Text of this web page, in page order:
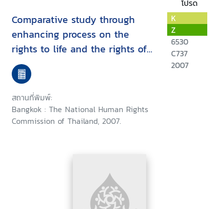
โปรด
Comparative study through
enhancing process on the
rights to life and the rights of
self-determination for the
internally displaced persons
among the risky areas under
the Thai government policy :
November 2005 - April 2007
สถานที่พิมพ์:
Bangkok : The National Human Rights
Commission of Thailand, 2007.
K
Z
6530
C737
2007